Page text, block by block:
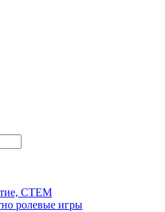
СТЕМ
ролевые игры